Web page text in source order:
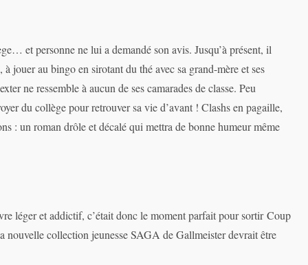
et personne ne lui a demandé son avis. Jusqu’à présent, il
jouer au bingo en sirotant du thé avec sa grand-mère et ses
ne ressemble à aucun de ses camarades de classe. Peu
du collège pour retrouver sa vie d’avant ! Clashs en pagaille,
: un roman drôle et décalé qui mettra de bonne humeur même
léger et addictif, c’était donc le moment parfait pour sortir Coup
collection jeunesse SAGA de Gallmeister devrait être